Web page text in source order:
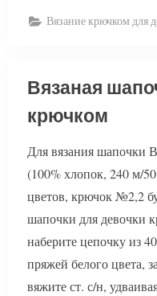
и
Вязание крючком для
Вязаная
крючком
Для вязания шапочки
(100% хлопок, 240 м/
цветов, крючок №2,2
шапочки для девочки
наберите цепочку из
пряжей белого цвета,
вяжите ст. с/н,